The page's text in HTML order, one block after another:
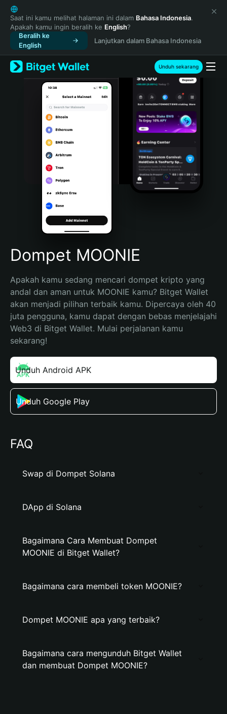
English
日本語
Tiếng Việt
Русский
Español (Latinoamérica)
Türkçe
Italiano
Português (Portugal)
Bahasa Indonesia
Português (Brasil)
Español (Argentina)
Saat ini kamu melihat halaman ini dalam Bahasa Indonesia.
Apakah kamu ingin beralih ke English?
Beralih ke
English
Lanjutkan dalam Bahasa Indonesia
Unduh sekarang
Dompet MOONIE
Apakah kamu sedang mencari dompet kripto yang
andal dan aman untuk MOONIE kamu? Bitget Wallet
akan menjadi pilihan terbaik kamu. Dipercaya oleh 40
juta pengguna, kamu dapat dengan bebas menjelajahi
Web3 di Bitget Wallet. Mulai perjalanan kamu
sekarang!
Unduh Android APK
Unduh Google Play
FAQ
Swap di Dompet Solana
DApp di Solana
Bagaimana Cara Membuat Dompet
MOONIE di Bitget Wallet?
Bagaimana cara membeli token MOONIE?
Dompet MOONIE apa yang terbaik?
Bagaimana cara mengunduh Bitget Wallet
dan membuat Dompet MOONIE?